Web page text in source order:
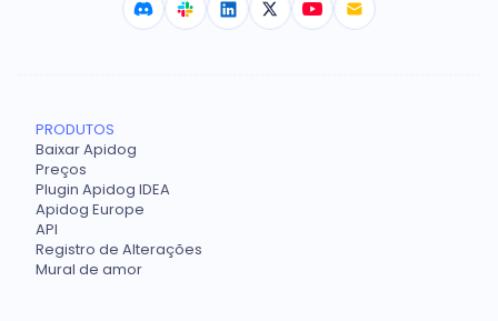
PRODUTOS
Baixar Apidog
Preços
Plugin Apidog IDEA
Apidog Europe
API
Registro de Alterações
Mural de amor